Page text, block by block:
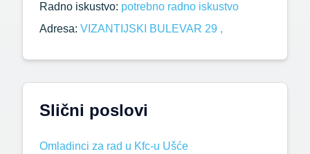
Slični poslovi
Omladinci za rad u Kfc-u Ušće
Radno iskustvo: potrebno radno iskustvo
Adresa: VIZANTIJSKI BULEVAR 29 ,